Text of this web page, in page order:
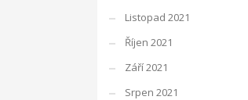
Listopad 2021
Říjen 2021
Září 2021
Srpen 2021